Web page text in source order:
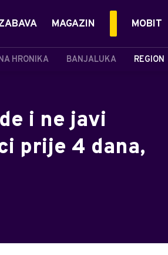
HRONIKA BANJALUKA REGION
MAGAZIN MOBIT
i ne javi
prije 4 dana,